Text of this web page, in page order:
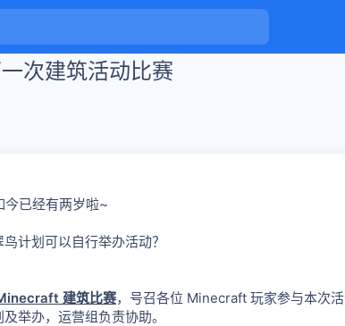
次建筑活动比赛
今已经有两岁啦~
计划可以自行举办活动？
建筑比赛，号召各位 Minecraft 玩家参与本次活
举办，运营组负责协助。